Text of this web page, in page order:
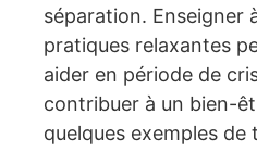
séparation. Enseigner
pratiques relaxantes
aider en période de
contribuer à un bien-
quelques exemples de